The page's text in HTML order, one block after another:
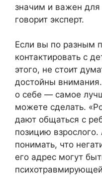
значим и важен
говорит эксперт.
Если вы по разным
контактировать с
этого, не стоит
достойны
о себе — самое
можете сделать.
дают общаться с
позицию
понимать, что
его адрес могут